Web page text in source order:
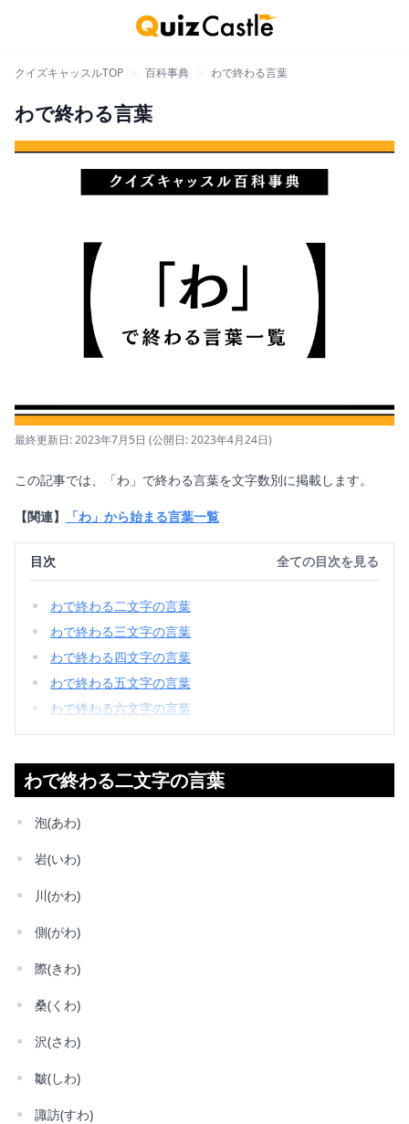
クイズキャッスルTOP 百科事典 わで終わる言葉
わで終わる言葉
最終更新日: 2023年7月5日 (公開日: 2023年4月24日)
この記事では、「わ」で終わる言葉を文字数別に掲載します。
【関連】 「わ」から始まる言葉一覧
目次
わで終わる二文字の言葉
わで終わる三文字の言葉
わで終わる四文字の言葉
わで終わる五文字の言葉
わで終わる六文字の言葉
全ての目次を見る
わで終わる二文字の言葉
泡(あわ)
岩(いわ)
川(かわ)
側(がわ)
際(きわ)
桑(くわ)
沢(さわ)
皺(しわ)
諏訪(すわ)